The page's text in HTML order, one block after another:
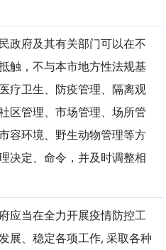
政府及其有关部门可以在不
触，不与本市地方性法规基
疗卫生、防疫管理、隔离观
区管理、市场管理、场所管
容环境、野生动物管理等方
决定、命令，并及时调整相
应当在全力开展疫情防控工
展、稳定各项工作, 采取各种